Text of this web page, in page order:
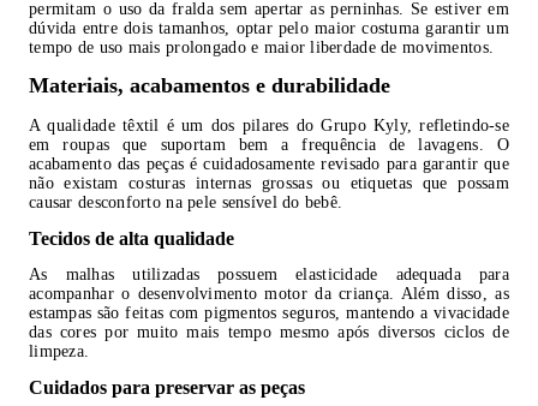
permitam o uso da fralda sem apertar as perninhas. Se estiver em
dúvida entre dois tamanhos, optar pelo maior costuma garantir um
tempo de uso mais prolongado e maior liberdade de movimentos.
Materiais, acabamentos e durabilidade
A qualidade têxtil é um dos pilares do Grupo Kyly, refletindo-se
em roupas que suportam bem a frequência de lavagens. O
acabamento das peças é cuidadosamente revisado para garantir que
não existam costuras internas grossas ou etiquetas que possam
causar desconforto na pele sensível do bebê.
Tecidos de alta qualidade
As malhas utilizadas possuem elasticidade adequada para
acompanhar o desenvolvimento motor da criança. Além disso, as
estampas são feitas com pigmentos seguros, mantendo a vivacidade
das cores por muito mais tempo mesmo após diversos ciclos de
limpeza.
Cuidados para preservar as peças